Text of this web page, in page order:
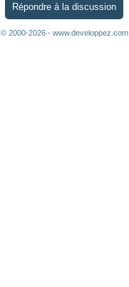
Répondre à la discussion
© 2000-2026 - www.developpez.com